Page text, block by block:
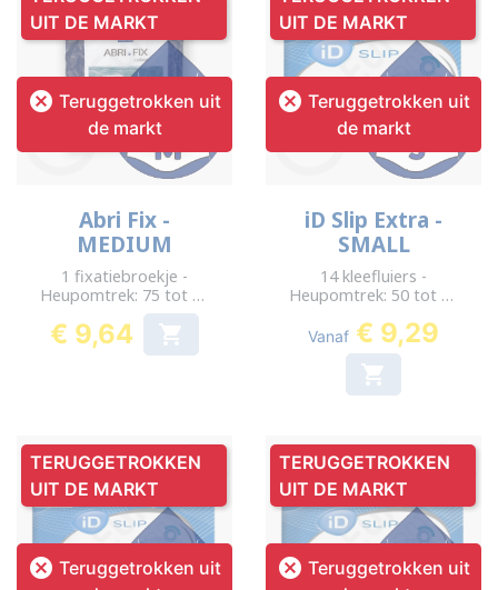
 Teruggetrokken uit
de markt
Abri Fix -
MEDIUM
1 fixatiebroekje -
Heupomtrek: 75 tot 95
Prijs
€ 9,64 
UIT DE MARKT
 Teruggetrokken uit
de markt
iD Slip Extra -
SMALL
14 kleefluiers -
Heupomtrek: 50 tot 90
Vanaf € 9,29

UIT DE MARKT
 Teruggetrokken uit
TERUGGETROKKEN
UIT DE MARKT
 Teruggetrokken uit
TERUGGETROKKEN
UIT DE MARKT